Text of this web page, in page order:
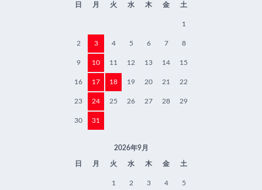
日 月 火 水 木 金 土
1
2 3 4 5 6 7 8
9 10 11 12 13 14 15
16 17 18 19 20 21 22
23 24 25 26 27 28 29
30 31
2026年9月
日 月 火 水 木 金 土
1 2 3 4 5